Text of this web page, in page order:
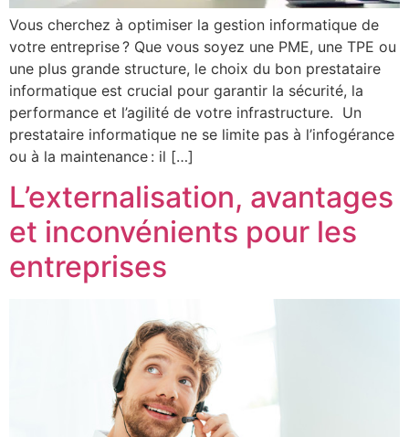
Vous cherchez à optimiser la gestion informatique de
votre entreprise ? Que vous soyez une PME, une TPE ou
une plus grande structure, le choix du bon prestataire
informatique est crucial pour garantir la sécurité, la
performance et l’agilité de votre infrastructure. Un
prestataire informatique ne se limite pas à l’infogérance
ou à la maintenance : il […]
L’externalisation, avantages
et inconvénients pour les
entreprises